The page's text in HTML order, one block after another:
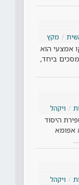
מקץ
אמצעי הוא
ביחד,
ויקהל
היסוד
אפומא
ויקהל